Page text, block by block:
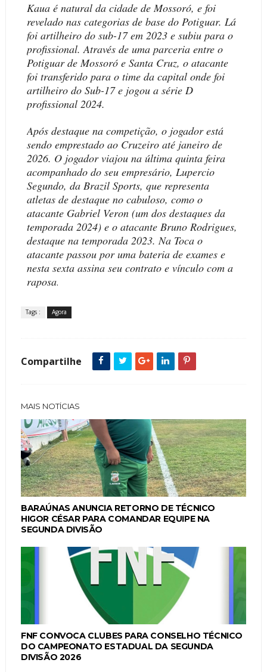
Kaua é natural da cidade de Mossoró, e foi
revelado nas categorias de base do Potiguar. Lá
foi artilheiro do sub-17 em 2023 e subiu para o
profissional. Através de uma parceria entre o
Potiguar de Mossoró e Santa Cruz, o atacante
foi transferido para o time da capital onde foi
artilheiro do Sub-17 e jogou a série D
profissional 2024.
Após destaque na competição, o jogador está
sendo emprestado ao Cruzeiro até janeiro de
2026. O jogador viajou na última quinta feira
acompanhado do seu empresário, Lupercio
Segundo, da Brazil Sports, que representa
atletas de destaque no cabuloso, como o
atacante Gabriel Veron (um dos destaques da
temporada 2024) e o atacante Bruno Rodrigues,
destaque na temporada 2023. Na Toca o
atacante passou por uma bateria de exames e
nesta sexta assina seu contrato e vínculo com a
raposa.
Tags : Agora
Compartilhe
MAIS NOTÍCIAS
BARAÚNAS ANUNCIA RETORNO DE TÉCNICO
HIGOR CÉSAR PARA COMANDAR EQUIPE NA
SEGUNDA DIVISÃO
FNF CONVOCA CLUBES PARA CONSELHO TÉCNICO
DO CAMPEONATO ESTADUAL DA SEGUNDA
DIVISÃO 2026